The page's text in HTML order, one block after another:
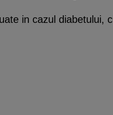
in cazul diabetului,